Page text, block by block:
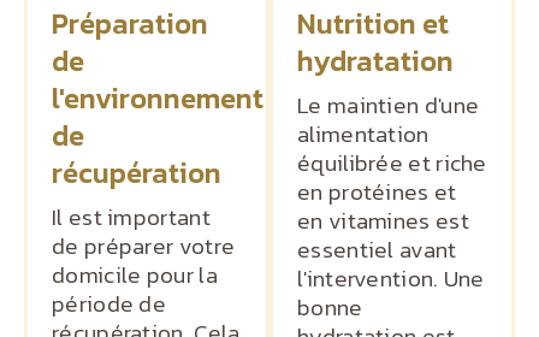
Préparation
de
l'environnement
de
récupération
Il est important
de préparer votre
domicile pour la
période de
Nutrition et
hydratation
Le maintien d'une
alimentation
équilibrée et riche
en protéines et
en vitamines est
essentiel avant
l'intervention. Une
bonne